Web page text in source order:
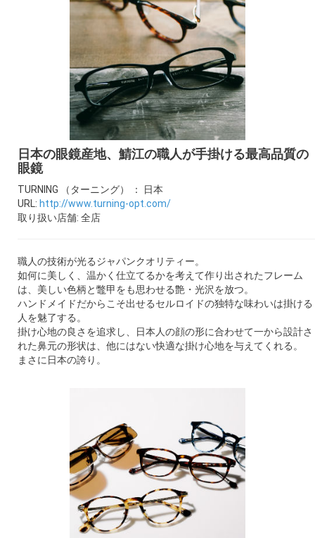
ギャラリー
ブログ
採用
日本の眼鏡産地、鯖江の職人が手掛ける最高品質の
眼鏡
TURNING （ターニング） ： 日本
URL: http://www.turning-opt.com/
取り扱い店舗: 全店
職人の技術が光るジャパンクオリティー。
如何に美しく、温かく仕立てるかを考えて作り出されたフレーム
は、美しい色柄と鼈甲をも思わせる艶・光沢を放つ。
ハンドメイドだからこそ出せるセルロイドの独特な味わいは掛ける
人を魅了する。
掛け心地の良さを追求し、日本人の顔の形に合わせて一から設計さ
れた鼻元の形状は、他にはない快適な掛け心地を与えてくれる。
まさに日本の誇り。